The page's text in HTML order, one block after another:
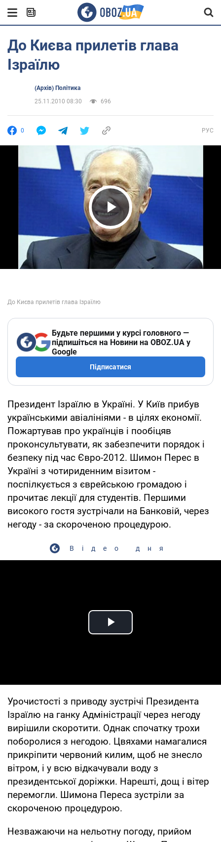
До Києва прилетів глава
Ізраїлю
(Архів) Політика
25.11.2010 08:30
696
0 РУС
Play Video
Будьте першими у курсі головного —
підпишіться на Новини на OBOZ.UA у
Google
Підписатися
Президент Ізраїлю в Україні. У Київ прибув
українськими авіалініями - в цілях економії.
Пожартував про українців і пообіцяв
проконсультувати, як забезпечити порядок і
безпеку під час Євро-2012. Шимон Перес в
Україні з чотириденним візитом -
поспілкується з єврейською громадою і
прочитає лекції для студентів. Першими
високого гостя зустрічали на Банковій, через
негоду - за скороченою процедурою.
Відео дня
Play Video
Урочистості з приводу зустрічі Президента
Ізраїлю на ганку Адміністрації через негоду
вирішили скоротити. Однак спочатку трохи
поборолися з негодою. Цвяхами намагалися
прикріпити червоний килим, щоб не знесло
вітром, і у всю відкачували воду з
президентської доріжки. Нарешті, дощ і вітер
перемогли. Шимона Переса зустріли за
скороченою процедурою.
Незважаючи на нельотну погоду, прийом